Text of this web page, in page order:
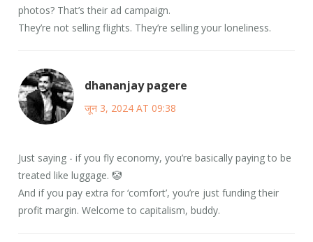
photos? That’s their ad campaign.
They’re not selling flights. They’re selling your loneliness.
dhananjay pagere
जून 3, 2024 AT 09:38
Just saying - if you fly economy, you’re basically paying to be
treated like luggage. 🤡
And if you pay extra for ‘comfort’, you’re just funding their
profit margin. Welcome to capitalism, buddy.